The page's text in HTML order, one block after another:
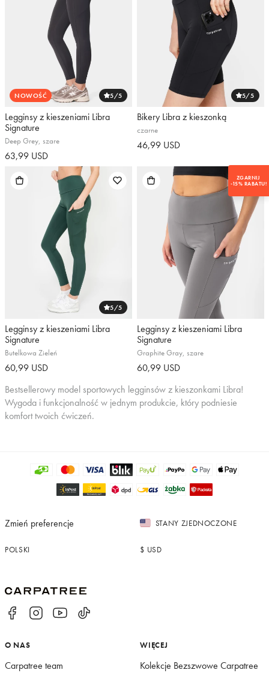
NOWOŚĆ 5/5
Legginsy z kieszeniami Libra
Signature
Deep Grey, szare
63,99 USD
5/5
Bikery Libra z kieszonką
czarne
46,99 USD
5/5
Legginsy z kieszeniami Libra
Signature
Butelkowa Zieleń
60,99 USD
Legginsy z kieszeniami Libra
Signature
Graphite Gray, szare
60,99 USD
Bestsellerowy model sportowych legginsów z kieszonkami Libra!
Wygoda i funkcjonalność w jednym produkcie, który podniesie
komfort twoich ćwiczeń.
Zmień preferencje STANY ZJEDNOCZONE
POLSKI $ USD
O NAS
Carpatree team
WIĘCEJ
Kolekcje Bezszwowe Carpatree
Zapisz się i odbierz
-15% zniżki!
SUBSKRYBUJ
ZGARNIJ
-15% RABATU!